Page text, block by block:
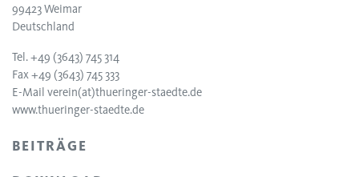
99423 Weimar
Deutschland
Tel. +49 (3643) 745 314
Fax +49 (3643) 745 333
E-Mail verein(at)thueringer-staedte.de
www.thueringer-staedte.de
BEITRÄGE